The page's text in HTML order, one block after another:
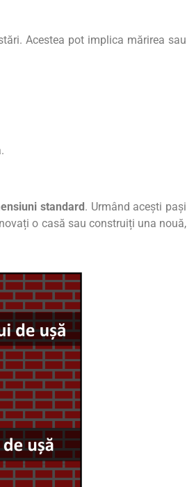
Acestea pot implica mărirea sau
standard. Urmând acești pași
o casă sau construiți una nouă,